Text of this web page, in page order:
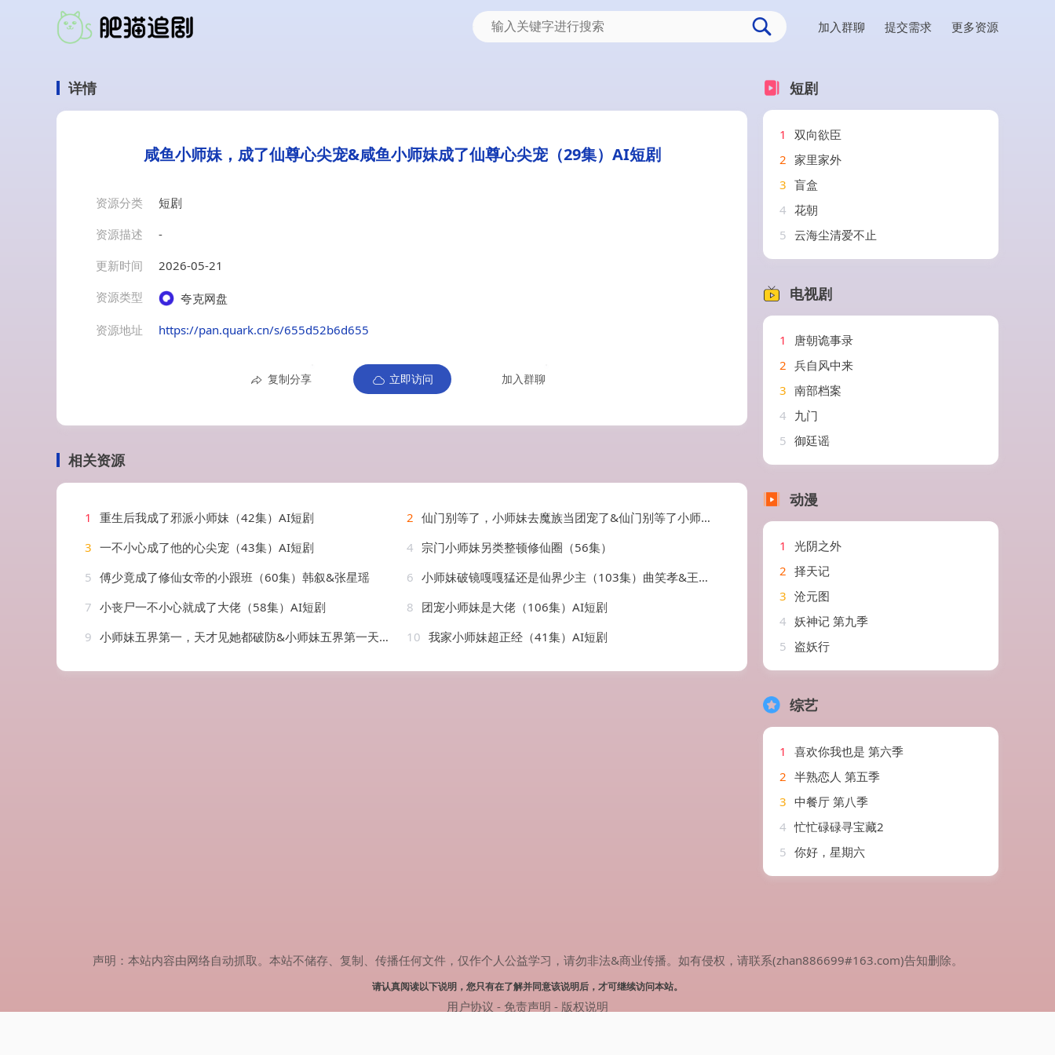
加入群聊 提交需求 更多资源
详情
咸鱼小师妹，成了仙尊心尖宠&咸鱼小师妹成了仙尊心尖宠（29集）AI短剧
资源分类
短剧
资源描述
-
更新时间
2026-05-21
资源类型
夸克网盘
资源地址
https://pan.quark.cn/s/655d52b6d655
复制分享 立即访问 加入群聊
相关资源
1 重生后我成了邪派小师妹（42集）AI短剧 2 仙门别等了，小师妹去魔族当团宠了&仙门别等了小师妹去魔族当团宠了（72集）AI短剧
3 一不小心成了他的心尖宠（43集）AI短剧 4 宗门小师妹另类整顿修仙圈（56集）
5 傅少竟成了修仙女帝的小跟班（60集）韩叙&张星瑶 6 小师妹破镜嘎嘎猛还是仙界少主（103集）曲笑孝&王千硕
7 小丧尸一不小心就成了大佬（58集）AI短剧 8 团宠小师妹是大佬（106集）AI短剧
9 小师妹五界第一，天才见她都破防&小师妹五界第一天才见她都破防（51集）AI短剧 10 我家小师妹超正经（41集）AI短剧
短剧
1
双向欲臣
2 家里家外
3 盲盒
4 花朝
5 云海尘清爱不止
电视剧
1
唐朝诡事录
2 兵自风中来
3 南部档案
4 九门
5 御廷谣
动漫
1
光阴之外
2 择天记
3 沧元图
4 妖神记 第九季
5 盗妖行
综艺
1
喜欢你我也是 第六季
2 半熟恋人 第五季
3 中餐厅 第八季
4 忙忙碌碌寻宝藏2
5 你好，星期六
声明：本站内容由网络自动抓取。本站不储存、复制、传播任何文件，仅作个人公益学习，请勿非法&商业传播。如有侵权，请联系(zhan886699#163.com)告知删除。
请认真阅读以下说明，您只有在了解并同意该说明后，才可继续访问本站。
用户协议 - 免责声明 - 版权说明